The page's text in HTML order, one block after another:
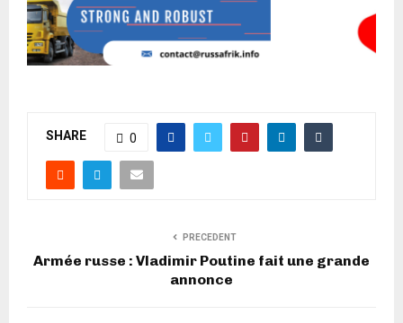
SHARE 0
PRECEDENT
Armée russe : Vladimir Poutine fait une grande
annonce